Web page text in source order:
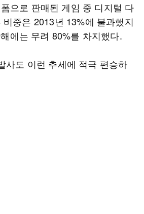
으로 판매된 게임 중 디지털 다
중은 2013년 13%에 불과했지
에는 무려 80%를 차지했다.
사도 이런 추세에 적극 편승하